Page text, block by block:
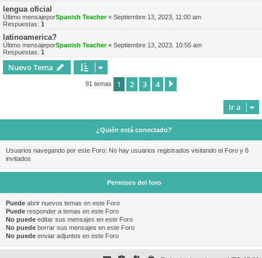
lengua oficial
Último mensajeporSpanish Teacher« Septiembre 13, 2023, 11:00 am
Respuestas: 1
latinoamerica?
Último mensajeporSpanish Teacher« Septiembre 13, 2023, 10:55 am
Respuestas: 1
Nuevo Tema
91 temas 1 2 3 4
Ir a
¿Quién está conectado?
Usuarios navegando por este Foro: No hay usuarios registrados visitando el Foro y 6
invitados
Permisos del foro
Puede abrir nuevos temas en este Foro
Puede responder a temas en este Foro
No puede editar sus mensajes en este Foro
No puede borrar sus mensajes en este Foro
No puede enviar adjuntos en este Foro